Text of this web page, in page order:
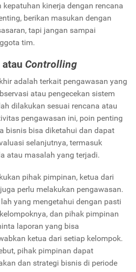
kepatuhan kinerja dengan rencana
berikan masukan dengan
tapi jangan sampai
tim.
atau Controlling
adalah terkait pengawasan yang
atau pengecekan sistem
dilakukan sesuai rencana atau
pengawasan ini, poin penting
bisnis bisa diketahui dan dapat
selanjutnya, termasuk
atau masalah yang terjadi.
pihak pimpinan, ketua dari
perlu melakukan pengawasan.
yang mengetahui dengan pasti
dan pihak pimpinan
laporan yang bisa
ketua dari setiap kelompok.
pihak pimpinan dapat
dan strategi bisnis di periode